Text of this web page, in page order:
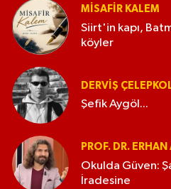
MISAFIR KALEM
Siirt'in kapı,
köyler
DERVIŞ
Şefik Aygöl...
PROF. DR. ERHAN
Okulda Güven:
İradesine